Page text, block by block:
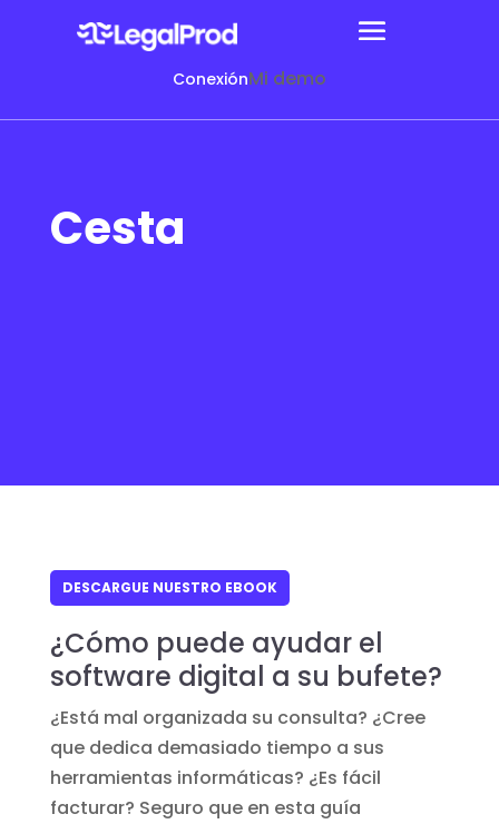
ConexiónMi demo
Cesta
DESCARGUE NUESTRO EBOOK
¿Cómo puede ayudar el
software digital a su bufete?
¿Está mal organizada su consulta? ¿Cree
que dedica demasiado tiempo a sus
herramientas informáticas? ¿Es fácil
facturar? Seguro que en esta guía